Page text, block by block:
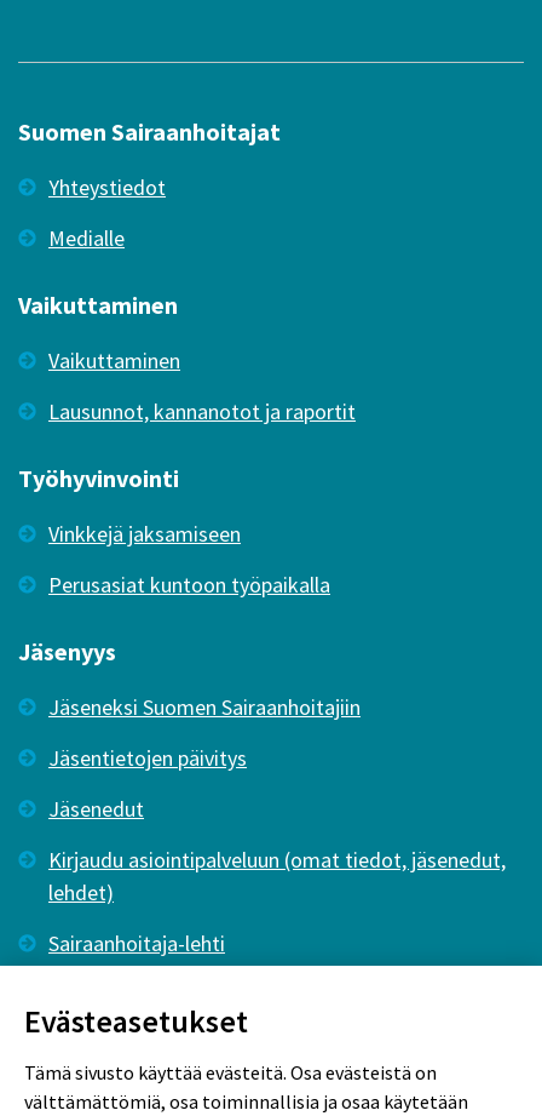
Suomen Sairaanhoitajat
Yhteystiedot
Medialle
Vaikuttaminen
Vaikuttaminen
Lausunnot, kannanotot ja raportit
Työhyvinvointi
Vinkkejä jaksamiseen
Perusasiat kuntoon työpaikalla
Jäsenyys
Jäseneksi Suomen Sairaanhoitajiin
Jäsentietojen päivitys
Jäsenedut
Kirjaudu asiointipalveluun (omat tiedot, jäsenedut,
lehdet)
Sairaanhoitaja-lehti
Evästeasetukset
Tämä sivusto käyttää evästeitä. Osa evästeistä on
välttämättömiä, osa toiminnallisia ja osaa käytetään